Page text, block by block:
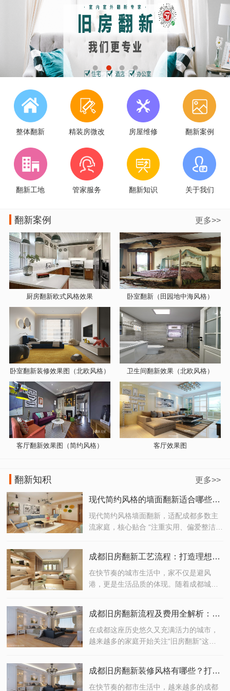
整体翻新 精装房微改 房屋维修 翻新案例
翻新工地 管家服务 翻新知识 关于我们
翻新案例 更多>>
厨房翻新欧式风格效果 卧室翻新（田园地中海风格）
卧室翻新装修效果图（北欧风格） 卫生间翻新效果（北欧风格）
客厅翻新效果图（简约风格） 客厅效果图
翻新知积 更多>>
现代简约风格的墙面翻新适合哪些成都家庭？
现代简约风格墙面翻新，适配成都多数主
流家庭，核心贴合 “注重实用、偏爱整洁、
成都旧房翻新工艺流程：打造理想家居的完美之选
在快节奏的城市生活中，家不仅是避风
港，更是生活品质的体现。随着成都城市
行翻新改造，那么了解一套科学、高效的
成都旧房翻新工艺流程，将是开启理想生
活的重要一步。
成都旧房翻新流程及费用全解析：打造理想家居的高效指南
在成都这座历史悠久又充满活力的城市，
越来越多的家庭开始关注“旧房翻新”这一
成为现代家庭改善居住环境的重要选择。
但你是否清楚成都旧房翻新的完整流程？
成都旧房翻新装修风格有哪些？打造你的理想生活空间！
在快节奏的都市生活中，越来越多的成都